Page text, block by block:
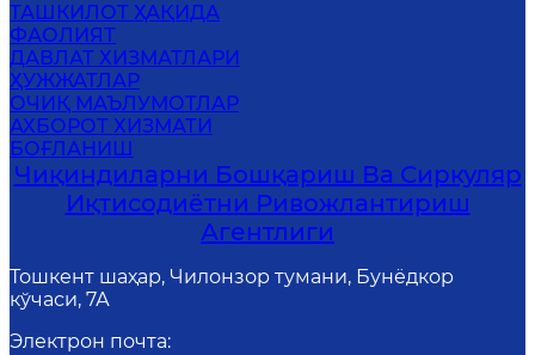
ТАШКИЛОТ ҲАҚИДА
ФАОЛИЯТ
ДАВЛАТ ХИЗМАТЛАРИ
ҲУЖЖАТЛАР
ОЧИҚ МАЪЛУМОТЛАР
АХБОРОТ ХИЗМАТИ
БОҒЛАНИШ
Чиқиндиларни Бошқариш Ва Сиркуляр
Иқтисодиётни Ривожлантириш
Агентлиги
Тошкент шаҳар, Чилонзор тумани, Бунёдкор
кўчаси, 7А
Электрон почта: